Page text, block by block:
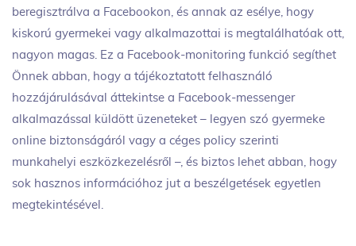
beregisztrálva a Facebookon, és annak az esélye, hogy
kiskorú gyermekei vagy alkalmazottai is megtalálhatóak ott,
nagyon magas. Ez a Facebook-monitoring funkció segíthet
Önnek abban, hogy a tájékoztatott felhasználó
hozzájárulásával áttekintse a Facebook-messenger
alkalmazással küldött üzeneteket – legyen szó gyermeke
online biztonságáról vagy a céges policy szerinti
munkahelyi eszközkezelésről –, és biztos lehet abban, hogy
sok hasznos információhoz jut a beszélgetések egyetlen
megtekintésével.